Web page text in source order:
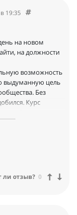
19:35
на новом
на должности
возможность
выдуманную цель
Без
Курс
день для
ответы на
ли отзыв? 0